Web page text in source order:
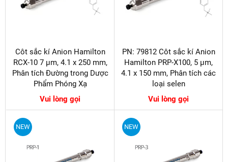
Côt sắc kí Anion Hamilton
RCX-10 7 µm, 4.1 x 250 mm,
Phân tích Đường trong Dược
Phẩm Phóng Xạ
Vui lòng gọi
PN: 79812 Côt sắc kí Anion
Hamilton PRP-X100, 5 µm,
4.1 x 150 mm, Phân tích các
loại selen
Vui lòng gọi
NEW NEW